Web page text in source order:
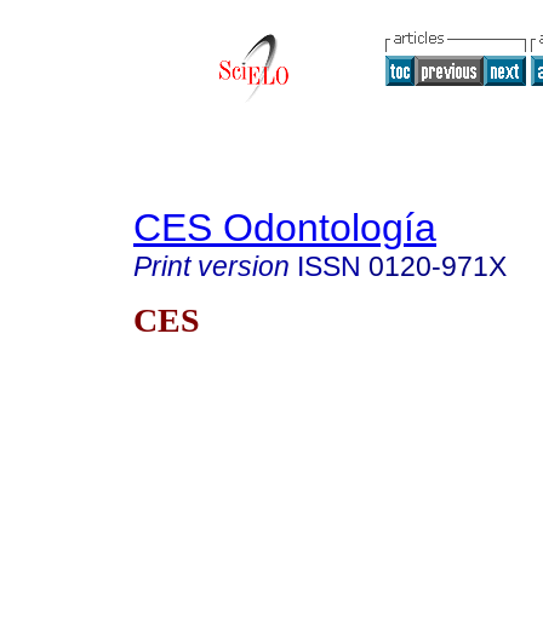
CES Odontología
Print version ISSN 0120-971X
CES